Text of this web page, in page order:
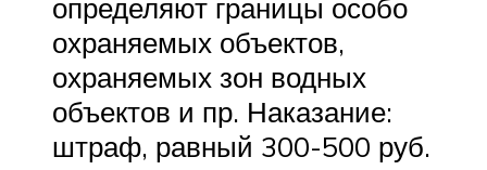
определяют границы особо
охраняемых объектов,
охраняемых зон водных
объектов и пр. Наказание:
штраф, равный 300-500 руб.